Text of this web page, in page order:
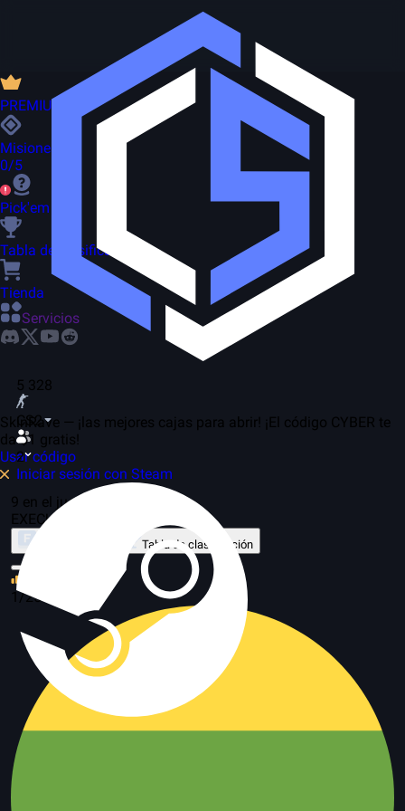
5 328
CS2
2
Iniciar sesión con Steam
PREMIUM
Misiones
0/5
Pick'em
Tabla de clasificación
Tienda
Servicios
SkinRave — ¡las mejores cajas para abrir! ¡El código CYBER te
da $1 gratis!
Usar código
9 en el juego, 42 servidores
EXECUTE
Tabla de clasificación
1/25